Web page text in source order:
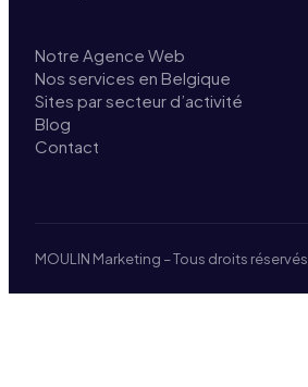
Notre Agence Web
Nos services en Belgique
Sites par secteur d’activité
Blog
Contact
MOULIN Marketing – Tous droits réservés